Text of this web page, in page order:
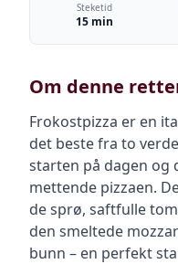
Steketid
15 min
Om denne
Frokostpizza er en
det beste fra to
starten på dagen og
mettende pizzaen.
de sprø, saftfulle
den smeltede
bunn – en perfekt